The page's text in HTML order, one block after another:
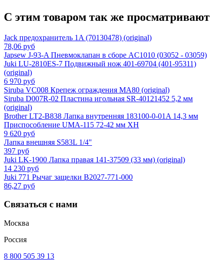
С этим товаром так же просматривают
Jack предохранитель 1A (70130478) (original)
78,06 руб
Japsew J-93-A Пневмоклапан в сборе AC1010 (03052 - 03059)
Juki LU-2810ES-7 Подвижный нож 401-69704 (401-95311)
(original)
6 970 руб
Siruba VC008 Крепеж ограждения MA80 (original)
Siruba D007R-02 Пластина игольная SR-40121452 5,2 мм
(original)
Brother LT2-B838 Лапка внутренняя 183100-0-01A 14,3 мм
Приспособление UMA-115 72-42 мм XH
9 620 руб
Лапка внешняя S583L 1/4"
397 руб
Juki LK-1900 Лапка правая 141-37509 (33 мм) (original)
14 230 руб
Juki 771 Рычаг защелки B2027-771-000
86,27 руб
Связаться с нами
Москва
Россия
8 800 505 39 13